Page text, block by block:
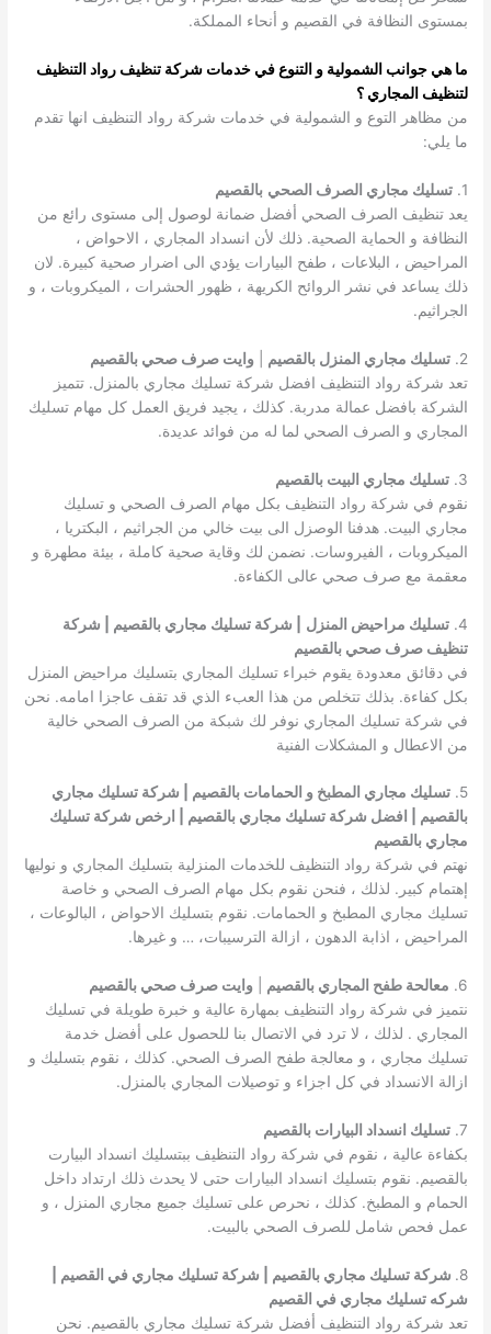
بمستوى النظافة في القصيم و أنحاء المملكة.
ما هي جوانب الشمولية و التنوع في خدمات شركة تنظيف رواد التنظيف
لتنظيف المجاري ؟
من مظاهر التوع و الشمولية في خدمات شركة رواد التنظيف انها تقدم
ما يلي:
1. تسليك مجاري الصرف الصحي بالقصيم
يعد تنظيف الصرف الصحي أفضل ضمانة لوصول إلى مستوى رائع من
النظافة و الحماية الصحية. ذلك لأن انسداد المجاري ، الاحواض ،
المراحيض ، البلاعات ، طفح البيارات يؤدي الى اضرار صحية كبيرة. لان
ذلك يساعد في نشر الروائح الكريهة ، ظهور الحشرات ، الميكروبات ، و
الجراثيم.
2. تسليك مجاري المنزل بالقصيم |وايت صرف صحي بالقصيم
تعد شركة رواد التنظيف افضل شركة تسليك مجاري بالمنزل. تتميز
الشركة بافضل عمالة مدربة. كذلك ، يجيد فريق العمل كل مهام تسليك
المجاري و الصرف الصحي لما له من فوائد عديدة.
3. تسليك مجاري البيت بالقصيم
نقوم في شركة رواد التنظيف بكل مهام الصرف الصحي و تسليك
مجاري البيت. هدفنا الوصزل الى بيت خالي من الجراثيم ، البكتريا ،
الميكروبات ، الفيروسات. نضمن لك وقاية صحية كاملة ، بيئة مطهرة و
معقمة مع صرف صحي عالى الكفاءة.
4. تسليك مراحيض المنزل
| شركة تسليك مجاري بالقصيم | شركة
تنظيف صرف صحي بالقصيم
في دقائق معدودة يقوم خبراء تسليك المجاري بتسليك مراحيض المنزل
بكل كفاءة. بذلك تتخلص من هذا العبء الذي قد تقف عاجزا امامه. نحن
في شركة تسليك المجاري نوفر لك شبكة من الصرف الصحي خالية
من الاعطال و المشكلات الفنية
5. تسليك مجاري المطبخ و الحمامات بالقصيم | شركة تسليك مجاري
بالقصيم | افضل شركة تسليك مجاري بالقصيم | ارخص شركة تسليك
مجاري بالقصيم
نهتم في شركة رواد التنظيف للخدمات المنزلية بتسليك المجاري و نوليها
إهتمام كبير. لذلك ، فنحن نقوم بكل مهام الصرف الصحي و خاصة
تسليك مجاري المطبخ و الحمامات. نقوم بتسليك الاحواض ، البالوعات ،
المراحيض ، اذابة الدهون ، ازالة الترسيبات، … و غيرها.
6. معالحة طفح المجاري بالقصيم |وايت صرف صحي بالقصيم
نتميز في شركة رواد التنظيف بمهارة عالية و خبرة طويلة في تسليك
المجاري . لذلك ، لا ترد في الاتصال بنا للحصول على أفضل خدمة
تسليك مجاري ، و معالجة طفح الصرف الصحي. كذلك ، نقوم بتسليك و
ازالة الانسداد في كل اجزاء و توصيلات المجاري بالمنزل.
7. تسليك انسداد البيارات بالقصيم
بكفاءة عالية ، نقوم في شركة رواد التنظيف ببتسليك انسداد البيارت
بالقصيم. نقوم بتسليك انسداد البيارات حتى لا يحدث ذلك ارتداد داخل
الحمام و المطبخ. كذلك ، نحرص على تسليك جميع مجاري المنزل ، و
عمل فحص شامل للصرف الصحي بالبيت.
8. شركة تسليك مجاري بالقصيم | شركة تسليك مجاري في القصيم |
شركه تسليك مجاري في القصيم
تعد شركة رواد التنظيف أفضل شركة تسليك مجاري بالقصيم. نحن